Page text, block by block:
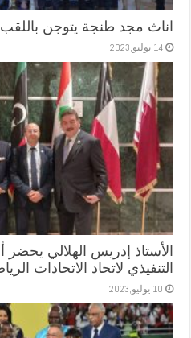
اناث مجد طنجة يتوجن
14 يوليو,2023
الأستاذ إدريس الهلالي
التنفيذي لاتحاد الاتحادات
10 يوليو,2023